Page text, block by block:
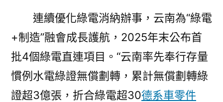
連續優化綠電消納辦事，云南為“綠電
+制造”融會成長護航，2025年末公布首
批4個綠電直連項目。“云南率先奉行存量
慣例水電綠證無償劃轉，累計無償劃轉綠
證超3億張，折合綠電超30德系車零件